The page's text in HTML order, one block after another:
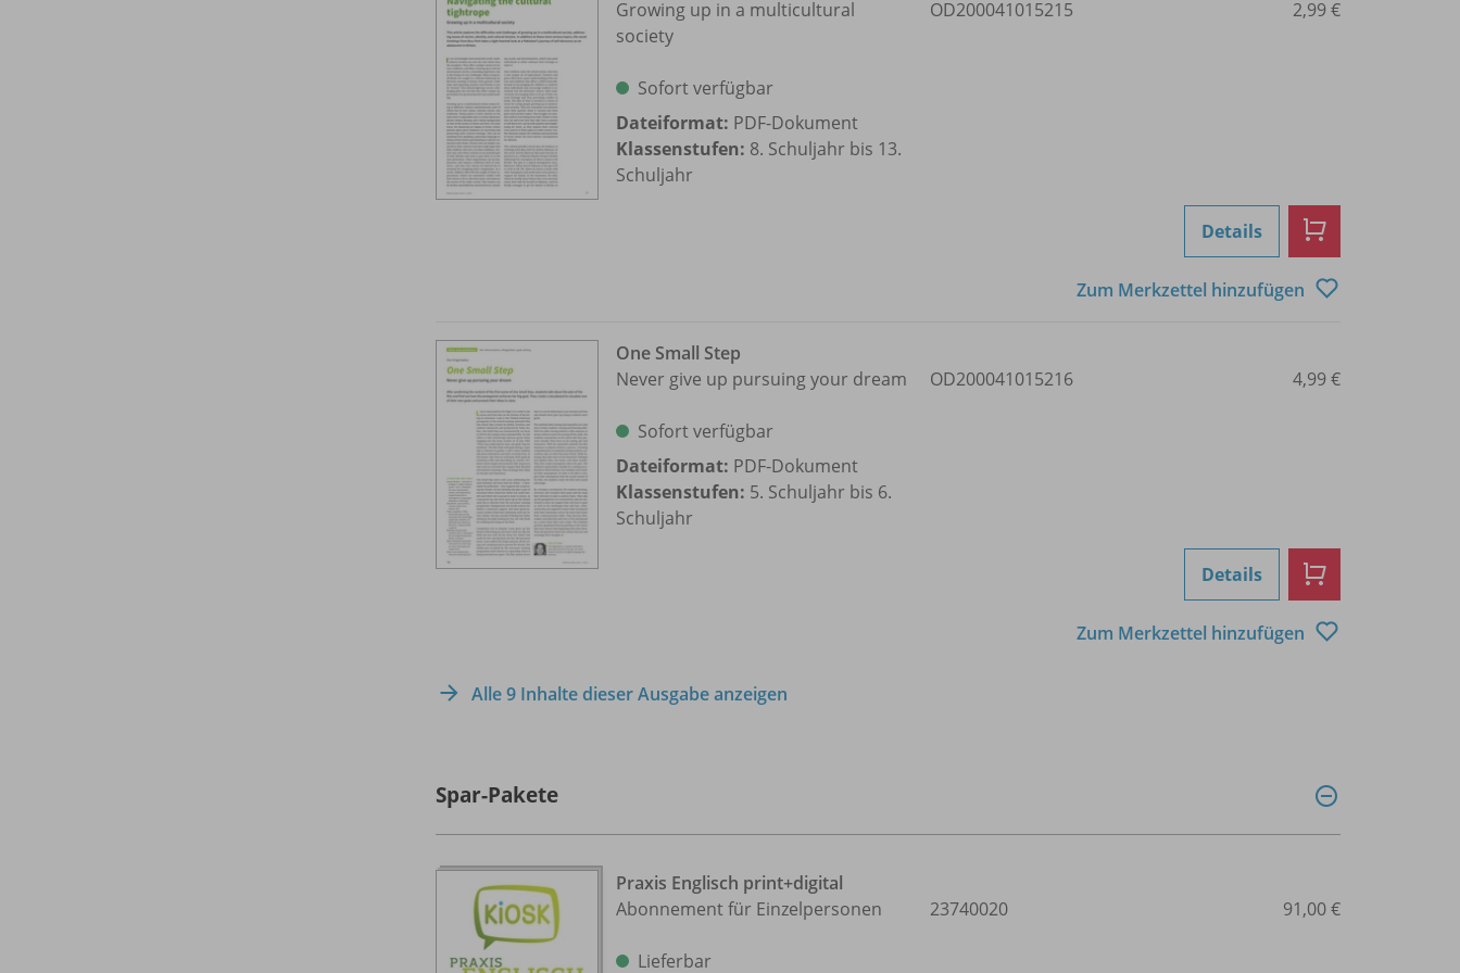
Growing up in a multicultural
society
Sofort verfügbar
Dateiformat: PDF-Dokument
Klassenstufen: 8. Schuljahr bis 13.
Schuljahr
OD200041015215 2,99 €
Details
Zum Merkzettel hinzufügen
One Small Step
Never give up pursuing your dream
Sofort verfügbar
Dateiformat: PDF-Dokument
Klassenstufen: 5. Schuljahr bis 6.
Schuljahr
OD200041015216 4,99 €
Details
Zum Merkzettel hinzufügen
Alle 9 Inhalte dieser Ausgabe anzeigen
Spar-Pakete
Praxis Englisch print+digital
Abonnement für Einzelpersonen
Lieferbar
23740020 91,00 €